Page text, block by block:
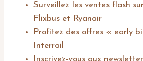
Surveillez les ventes flash
Flixbus et Ryanair
Profitez des offres « early
Interrail